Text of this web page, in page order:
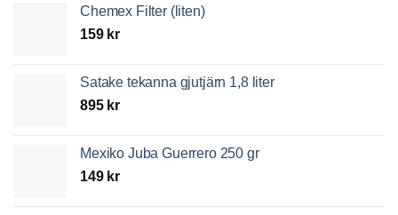
Chemex Filter (liten)
159 kr
Satake tekanna gjutjärn 1,8 liter
895 kr
Mexiko Juba Guerrero 250 gr
149 kr